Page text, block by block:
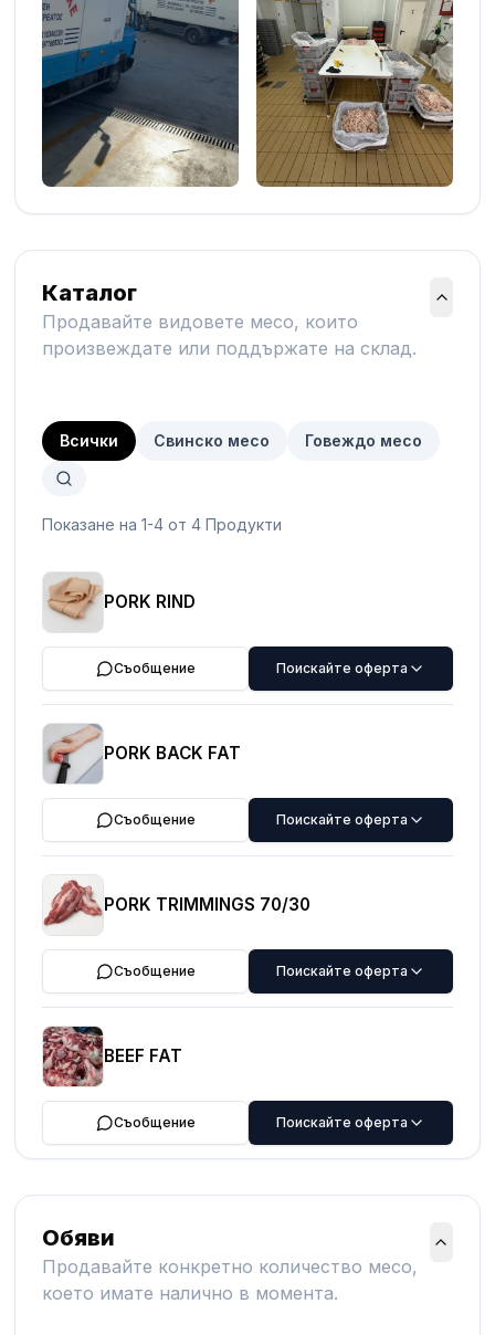
Каталог
Продавайте видовете месо, които
произвеждате или поддържате на склад.
Всички Свинско месо Говеждо месо
Показане на 1-4 от 4 Продукти
PORK RIND
Съобщение Поискайте оферта
PORK BACK FAT
Съобщение Поискайте оферта
PORK TRIMMINGS 70/30
Съобщение Поискайте оферта
BEEF FAT
Съобщение Поискайте оферта
Обяви
Продавайте конкретно количество месо,
което имате налично в момента.